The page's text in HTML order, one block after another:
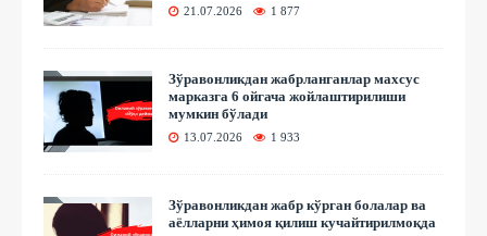
21.07.2026 1 877
Зўравонликдан жабрланганлар махсус
марказга 6 ойгача жойлаштирилиши
мумкин бўлади
13.07.2026 1 933
Зўравонликдан жабр кўрган болалар ва
аёлларни ҳимоя қилиш кучайтирилмоқда